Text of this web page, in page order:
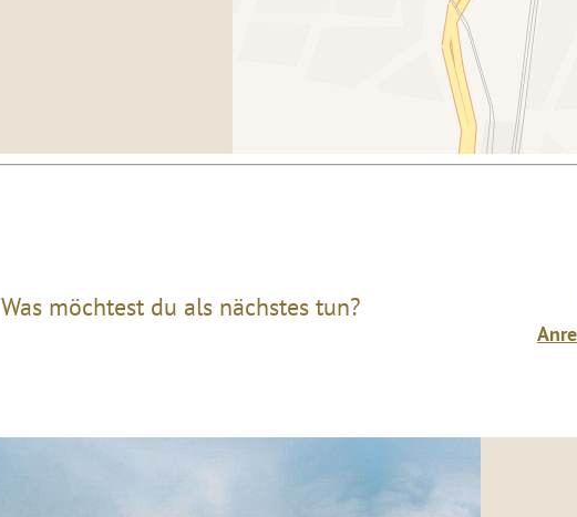
Was möchtest du als nächstes tun?